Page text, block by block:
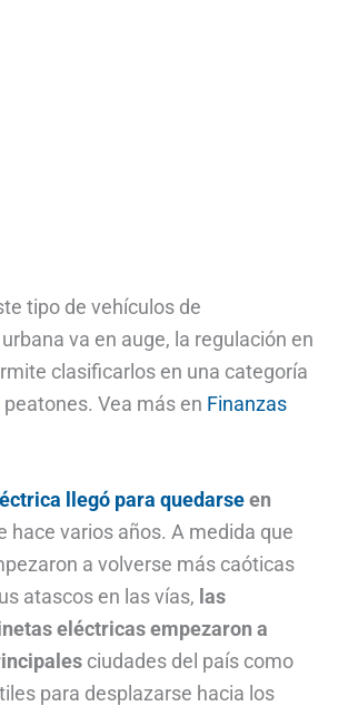
tipo de vehículos de
va en auge, la regulación en
clasificarlos en una categoría
Vea más en Finanzas
llegó para quedarseen
hace varios años. A medida que
a volverse más caóticas
atascos en las vías, las
eléctricas empezaron a
ciudades del país como
para desplazarse hacia los